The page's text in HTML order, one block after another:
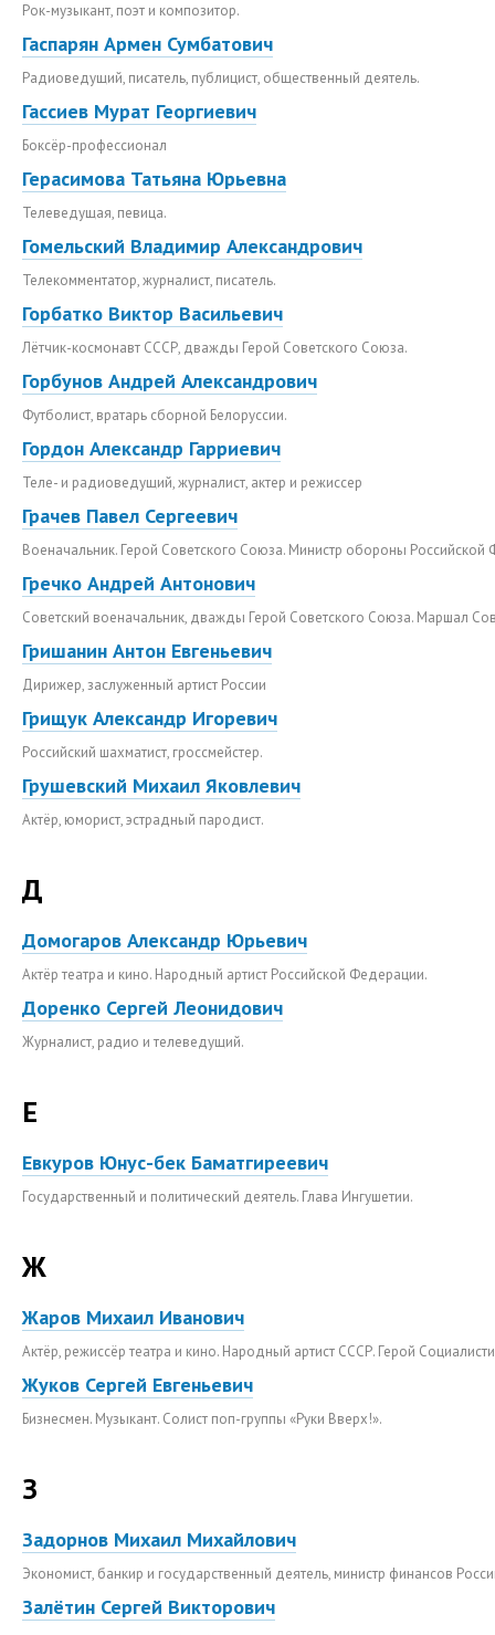
Рок-музыкант, поэт и композитор.
Гаспарян Армен Сумбатович
Радиоведущий, писатель, публицист, общественный деятель.
Гассиев Мурат Георгиевич
Боксёр-профессионал
Герасимова Татьяна Юрьевна
Телеведущая, певица.
Гомельский Владимир Александрович
Телекомментатор, журналист, писатель.
Горбатко Виктор Васильевич
Лётчик-космонавт СССР, дважды Герой Советского Союза.
Горбунов Андрей Александрович
Футболист, вратарь сборной Белоруссии.
Гордон Александр Гарриевич
Теле- и радиоведущий, журналист, актер и режиссер
Грачев Павел Сергеевич
Военачальник. Герой Советского Союза. Министр обороны Российской
Гречко Андрей Антонович
Советский военачальник, дважды Герой Советского Союза. Маршал
Гришанин Антон Евгеньевич
Дирижер, заслуженный артист России
Грищук Александр Игоревич
Российский шахматист, гроссмейстер.
Грушевский Михаил Яковлевич
Актёр, юморист, эстрадный пародист.
Д
Домогаров Александр Юрьевич
Актёр театра и кино. Народный артист Российской Федерации.
Доренко Сергей Леонидович
Журналист, радио и телеведущий.
Е
Евкуров Юнус-бек Баматгиреевич
Государственный и политический деятель. Глава Ингушетии.
Ж
Жаров Михаил Иванович
Актёр, режиссёр театра и кино. Народный артист СССР. Герой
Жуков Сергей Евгеньевич
Бизнесмен. Музыкант. Солист поп-группы «Руки Вверх!».
З
Задорнов Михаил Михайлович
Экономист, банкир и государственный деятель, министр финансов
Залётин Сергей Викторович